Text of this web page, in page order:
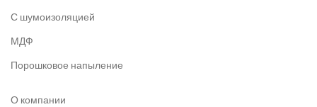
С шумоизоляцией
МДФ
Порошковое напыление
О компании